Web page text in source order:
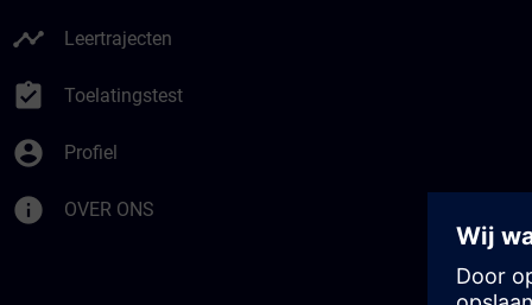
timeline Leertrajecten
assignment_turned_in Toelatingstest
account_circle Profiel
info OVER ONS